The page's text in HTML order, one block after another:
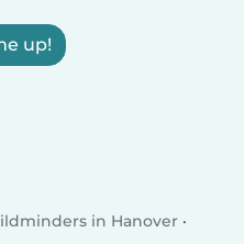
up!
in Hanover